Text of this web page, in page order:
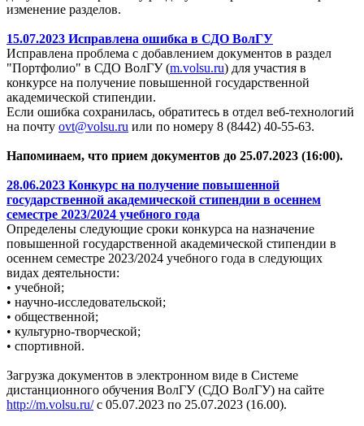
изменение разделов.
15.07.2023 Исправлена ошибка в СДО ВолГУ
Исправлена проблема с добавлением документов в раздел
"Портфолио" в СДО ВолГУ (m.volsu.ru) для участия в
конкурсе на получение повышенной государственной
академической стипендии.
Если ошибка сохранилась, обратитесь в отдел веб-технологий
на почту ovt@volsu.ru или по номеру 8 (8442) 40-55-63.
Напоминаем, что прием документов до 25.07.2023 (16:00).
28.06.2023 Конкурс на получение повышенной
государственной академической стипендии в осеннем
семестре 2023/2024 учебного года
Определены следующие сроки конкурса на назначение
повышенной государственной академической стипендии в
осеннем семестре 2023/2024 учебного года в следующих
видах деятельности:
• учебной;
• научно-исследовательской;
• общественной;
• культурно-творческой;
• спортивной.
Загрузка документов в электронном виде в Системе
дистанционного обучения ВолГУ (СДО ВолГУ) на сайте
http://m.volsu.ru/с 05.07.2023 по 25.07.2023 (16.00).